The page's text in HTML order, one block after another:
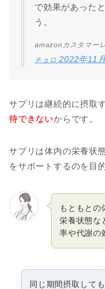
で効果があった
う。
amazonカスタマー
チョロ2022年11
サプリは継続的に摂取
待できないからです。
サプリは体内の栄養状
をサポートするのを目
もともとの
栄養状態な
率や代謝の
同じ期間摂取して